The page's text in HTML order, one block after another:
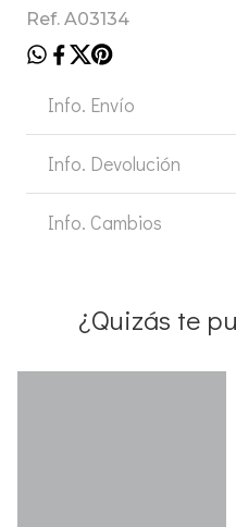
Ref. A03134
Info. Envío
Info. Devolución
Info. Cambios
¿Quizás te